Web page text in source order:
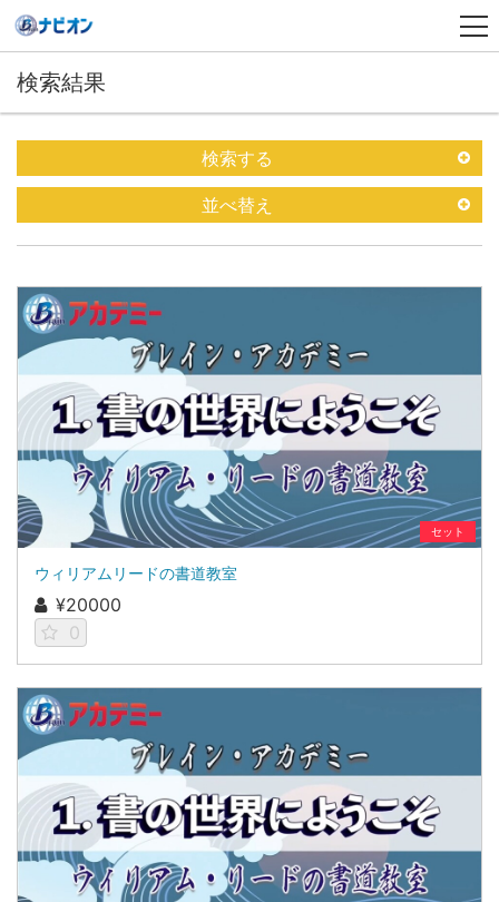
検索結果
検索する
並べ替え
セット
ウィリアムリードの書道教室
¥20000
0